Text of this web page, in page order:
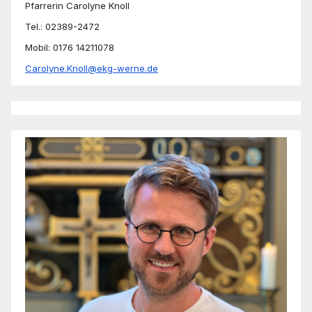
Pfarrerin Carolyne Knoll
Tel.: 02389-2472
Mobil: 0176 14211078
Carolyne.Knoll@ekg-werne.de